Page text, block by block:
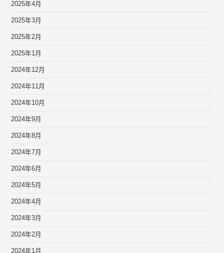
2025年4月
2025年3月
2025年2月
2025年1月
2024年12月
2024年11月
2024年10月
2024年9月
2024年8月
2024年7月
2024年6月
2024年5月
2024年4月
2024年3月
2024年2月
2024年1月